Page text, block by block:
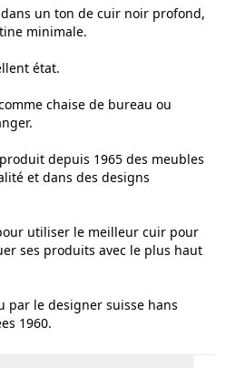
un ton de cuir noir profond,
minimale.
état.
chaise de bureau ou
depuis 1965 des meubles
et dans des designs
utiliser le meilleur cuir pour
ses produits avec le plus haut
par le designer suisse hans
1960.